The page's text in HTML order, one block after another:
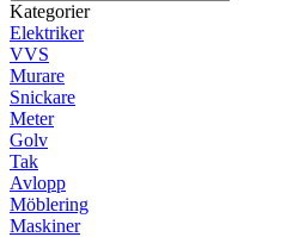
Kategorier
Elektriker
VVS
Murare
Snickare
Meter
Golv
Tak
Avlopp
Möblering
Maskiner